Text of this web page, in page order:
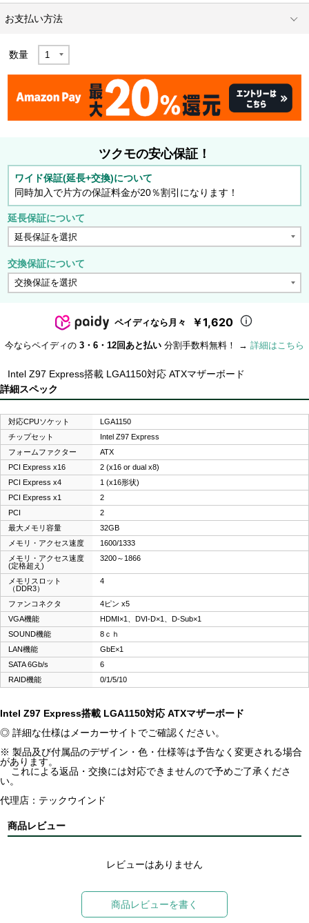
お支払い方法
数量
ツクモの安心保証！
ワイド保証(延長+交換)について
同時加入で片方の保証料金が20％割引になります！
延長保証について
交換保証について
ペイディなら月々 ￥1,620
今ならペイディの 3・6・12回あと払い 分割手数料無料！ → 詳細はこちら
Intel Z97 Express搭載 LGA1150対応 ATXマザーボード
詳細スペック
対応CPUソケット
LGA1150
チップセット
Intel Z97 Express
フォームファクター
ATX
PCI Express x16
2 (x16 or dual x8)
PCI Express x4
1 (x16形状)
PCI Express x1
2
PCI
2
最大メモリ容量
32GB
メモリ・アクセス速度
1600/1333
メモリ・アクセス速度
(定格超え)
3200～1866
メモリスロット
（DDR3）
4
ファンコネクタ
4ピン x5
VGA機能
HDMI×1、DVI-D×1、D-Sub×1
SOUND機能
8ｃｈ
LAN機能
GbE×1
SATA 6Gb/s
6
RAID機能
0/1/5/10
Intel Z97 Express搭載 LGA1150対応 ATXマザーボード
◎ 詳細な仕様はメーカーサイトでご確認ください。
※ 製品及び付属品のデザイン・色・仕様等は予告なく変更される場合
があります。
これによる返品・交換には対応できませんので予めご了承くださ
い。
代理店：テックウインド
商品レビュー
レビューはありません
商品レビューを書く